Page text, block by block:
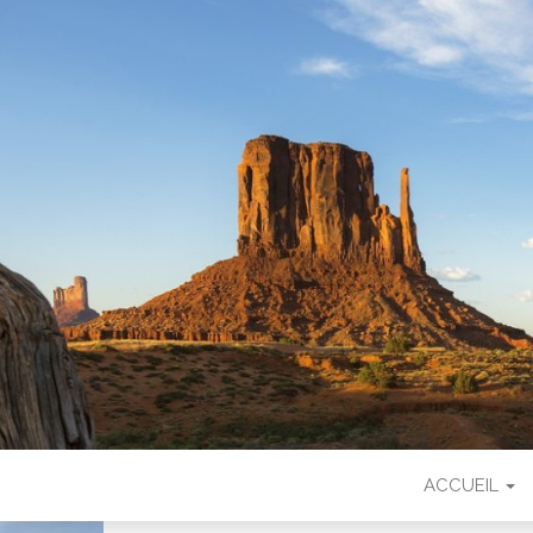
LEA
ACCUEIL